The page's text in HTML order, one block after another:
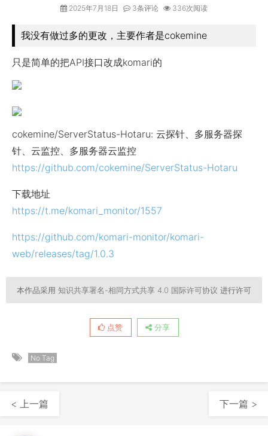
2025年7月18日 3条评论 336次阅读
我没有做过多的更改，主要作者是cokemine
只是简单的把API接口改成komari的
cokemine/ServerStatus-Hotaru: 云探针、多服务器探
针、云监控、多服务器云监控
https://github.com/cokemine/ServerStatus-Hotaru
下载地址
https://t.me/komari_monitor/1557
https://github.com/komari-monitor/komari-
web/releases/tag/1.0.3
本作品采用 知识共享署名-相同方式共享 4.0 国际许可协议 进行许可
点赞 分享
No Tag
< 上一篇 下一篇 >